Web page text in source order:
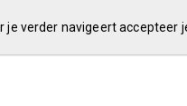
je verder navigeert accepteer